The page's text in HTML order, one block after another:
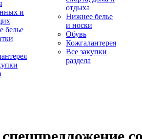
и
белье
отдыха
Нижнее белье
и носки
Обувь
Кожгалантерея
Все закупки
раздела